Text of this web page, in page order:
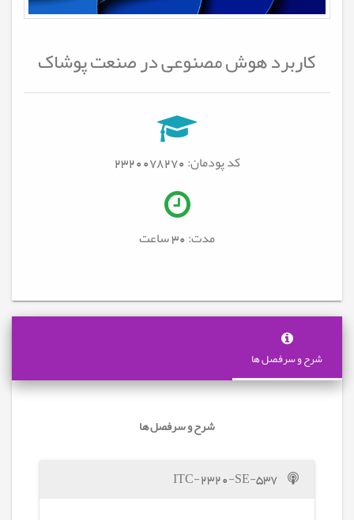
کاربرد هوش مصنوعی در صنعت پوشاک
کد پودمان: 2320078270
مدت: 30 ساعت
شرح و سرفصل ها
شرح و سرفصل ها